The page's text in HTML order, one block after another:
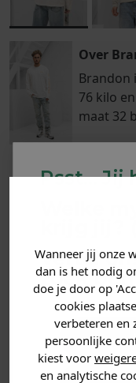
Wanneer jij onze
dan is het nodig
doe je door op
cookies
verbeteren en
persoonlijke
kiest voor
en analytische
Over
Brandon
76 kilo
maat 32
MATERIAAL &
ANDERE
Psst... Jij
Welke
krijg jij?
Vertel
zoek